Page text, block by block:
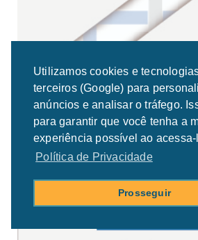
Utilizamos cookies e
terceiros (Google) para
anúncios e analisar o tráfego.
para garantir que você tenha a
experiência possível ao acessa-
Política de Privacidade
Prosseguir